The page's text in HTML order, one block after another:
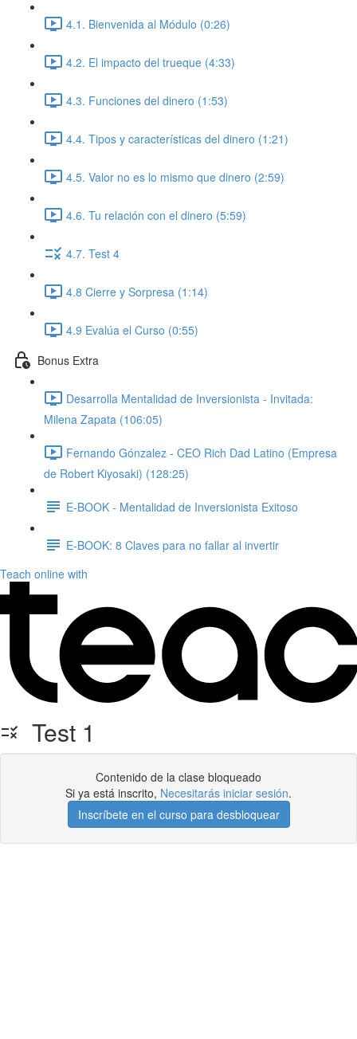
4.1. Bienvenida al Módulo (0:26)
4.2. El impacto del trueque (4:33)
4.3. Funciones del dinero (1:53)
4.4. Tipos y características del dinero (1:21)
4.5. Valor no es lo mismo que dinero (2:59)
4.6. Tu relación con el dinero (5:59)
4.7. Test 4
4.8 Cierre y Sorpresa (1:14)
4.9 Evalúa el Curso (0:55)
Bonus Extra
Desarrolla Mentalidad de Inversionista - Invitada:
Milena Zapata (106:05)
Fernando Gónzalez - CEO Rich Dad Latino (Empresa
de Robert Kiyosaki) (128:25)
E-BOOK - Mentalidad de Inversionista Exitoso
E-BOOK: 8 Claves para no fallar al invertir
Teach online with
Test 1
Contenido de la clase bloqueado
Si ya está inscrito, Necesitarás iniciar sesión.
Inscríbete en el curso para desbloquear